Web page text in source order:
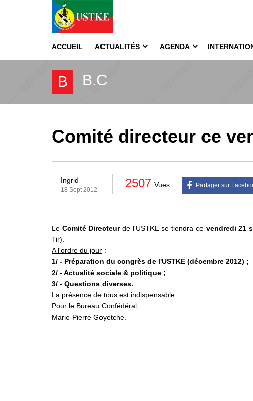
ACCUEIL ACTUALITÉS AGENDA
B B.C
Comité directeur ce
Ingrid
18 Sept 2012
2507 Vues Partager sur
Le Comité Directeurde l'USTKE se tiendra cevendredi 21
Tir).
A l'ordre du jour :
1/ - Préparation du congrès de l'USTKE (décembre 2012) ;
2/ - Actualité sociale & politique ;
3/ - Questions diverses.
La présence de tous est indispensable.
Pour le Bureau Confédéral,
Marie-Pierre Goyetche.